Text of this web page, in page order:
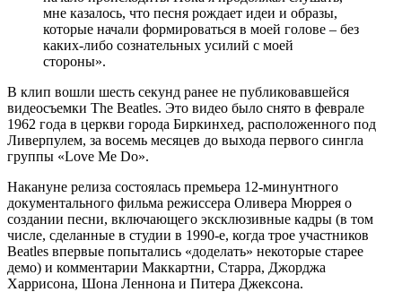
мне казалось, что песня рождает идеи и образы,
которые начали формироваться в моей голове – без
каких-либо сознательных усилий с моей
стороны».
В клип вошли шесть секунд ранее не публиковавшейся
видеосъемки The Beatles. Это видео было снято в феврале
1962 года в церкви города Биркинхед, расположенного под
Ливерпулем, за восемь месяцев до выхода первого сингла
группы «Love Me Do».
Накануне релиза состоялась премьера 12-минунтного
документального фильма режиссера Оливера Мюррея о
создании песни, включающего эксклюзивные кадры (в том
числе, сделанные в студии в 1990-е, когда трое участников
Beatles впервые попытались «доделать» некоторые старее
демо) и комментарии Маккартни, Старра, Джорджа
Харрисона, Шона Леннона и Питера Джексона.